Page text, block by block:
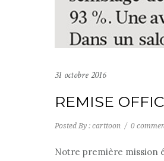
31 octobre 2016
REMISE
Posted By : carttoon / 0
Notre première mission